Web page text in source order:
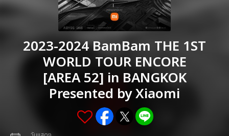
2023-2024 BamBam THE 1ST
WORLD TOUR ENCORE
[AREA 52] in BANGKOK
Presented by Xiaomi